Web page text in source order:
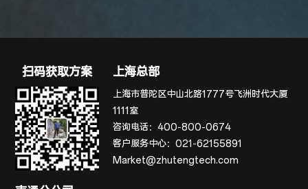
扫码获取方案 上海总部
上海市普陀区中山北路1777号飞洲时代大厦
1111室
咨询电话：400-800-0674
客户服务中心：021-62155891
Market@zhutengtech.com